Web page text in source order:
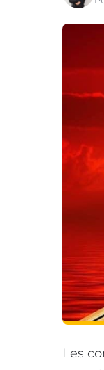
Les